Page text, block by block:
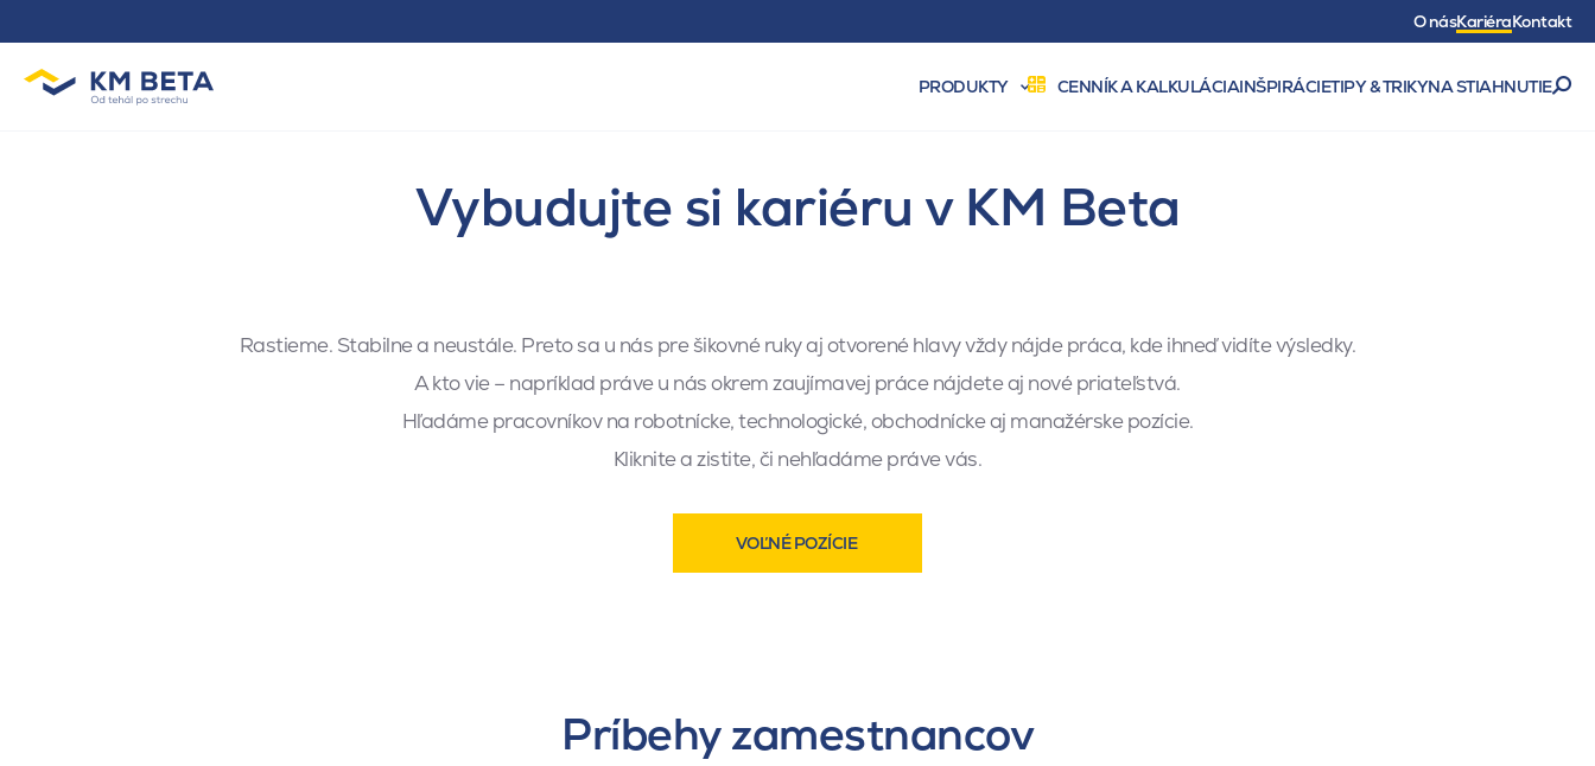
O násKariéraKontakt
PRODUKTY CENNÍK A KALKULÁCIAINŠPIRÁCIETIPY & TRIKYNA STIAHNUTIE
Vybudujte si kariéru v KM Beta
Rastieme. Stabilne a neustále. Preto sa u nás pre šikovné ruky aj otvorené hlavy vždy nájde práca, kde ihneď vidíte výsledky.
A kto vie – napríklad práve u nás okrem zaujímavej práce nájdete aj nové priateľstvá.
Hľadáme pracovníkov na robotnícke, technologické, obchodnícke aj manažérske pozície.
Kliknite a zistite, či nehľadáme práve vás.
VOĽNÉ POZÍCIE
Príbehy zamestnancov